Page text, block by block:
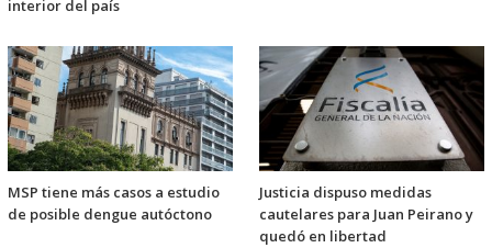
interior del país
MSP tiene más casos a estudio
de posible dengue autóctono
Justicia dispuso medidas
cautelares para Juan Peirano y
quedó en libertad